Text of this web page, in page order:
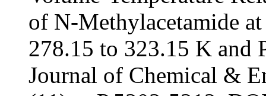
of N-Methylacetamide
278.15 to 323.15 K and
Journal of Chemical &